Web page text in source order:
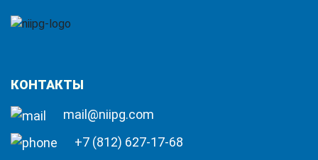
КОНТАКТЫ
mail@niipg.com
+7 (812) 627-17-68